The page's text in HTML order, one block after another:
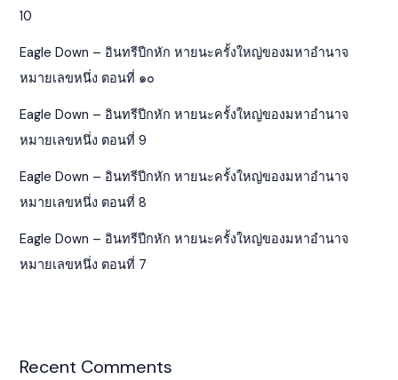
10
Eagle Down – อินทรีปีกหัก หายนะครั้งใหญ่ของมหาอำนาจ
หมายเลขหนึ่ง ตอนที่ ๑๐
Eagle Down – อินทรีปีกหัก หายนะครั้งใหญ่ของมหาอำนาจ
หมายเลขหนึ่ง ตอนที่ 9
Eagle Down – อินทรีปีกหัก หายนะครั้งใหญ่ของมหาอำนาจ
หมายเลขหนึ่ง ตอนที่ 8
Eagle Down – อินทรีปีกหัก หายนะครั้งใหญ่ของมหาอำนาจ
หมายเลขหนึ่ง ตอนที่ 7
Recent Comments